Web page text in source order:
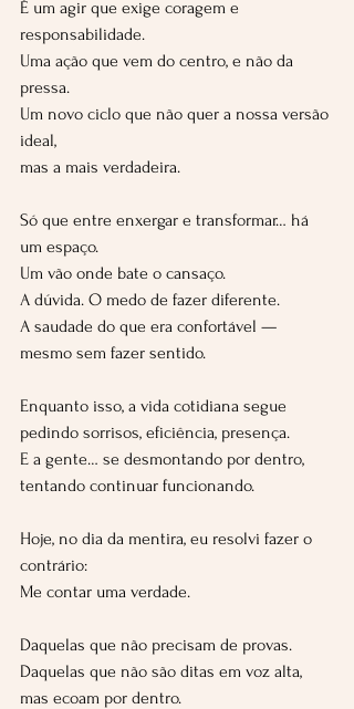
É um agir que exige coragem e
responsabilidade.
Uma ação que vem do centro, e não da
pressa.
Um novo ciclo que não quer a nossa versão
ideal,
mas a mais verdadeira.
Só que entre enxergar e transformar… há
um espaço.
Um vão onde bate o cansaço.
A dúvida. O medo de fazer diferente.
A saudade do que era confortável —
mesmo sem fazer sentido.
Enquanto isso, a vida cotidiana segue
pedindo sorrisos, eficiência, presença.
E a gente… se desmontando por dentro,
tentando continuar funcionando.
Hoje, no dia da mentira, eu resolvi fazer o
contrário:
Me contar uma verdade.
Daquelas que não precisam de provas.
Daquelas que não são ditas em voz alta,
mas ecoam por dentro.